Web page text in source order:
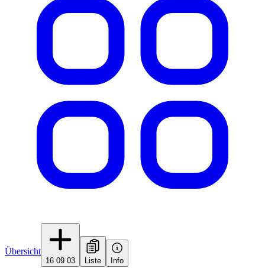
Übersicht
16 09 03 Liste Info